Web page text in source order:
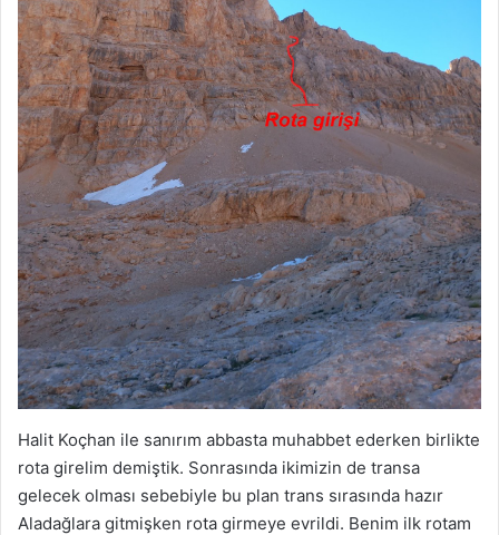
Halit Koçhan ile sanırım abbasta muhabbet ederken birlikte
rota girelim demiştik. Sonrasında ikimizin de transa
gelecek olması sebebiyle bu plan trans sırasında hazır
Aladağlara gitmişken rota girmeye evrildi. Benim ilk rotam